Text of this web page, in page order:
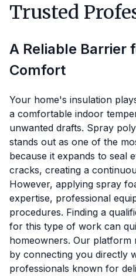
Trusted
A Reliable Barrier
Comfort
Your home's insulation
a comfortable indoor
unwanted drafts. Spray
stands out as one of the
because it expands to seal
cracks, creating a
However, applying spray
expertise, professional
procedures. Finding a
for this type of work can
homeowners. Our platform
by connecting you directly
professionals known for